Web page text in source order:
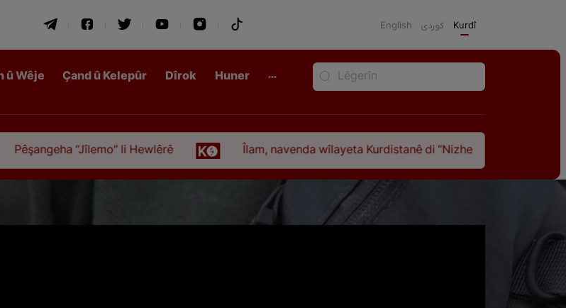
English كوردی Kurdî
û Wêje Çand û Kelepûr Dîrok Huner
“Jîlemo” li Hewlêrê